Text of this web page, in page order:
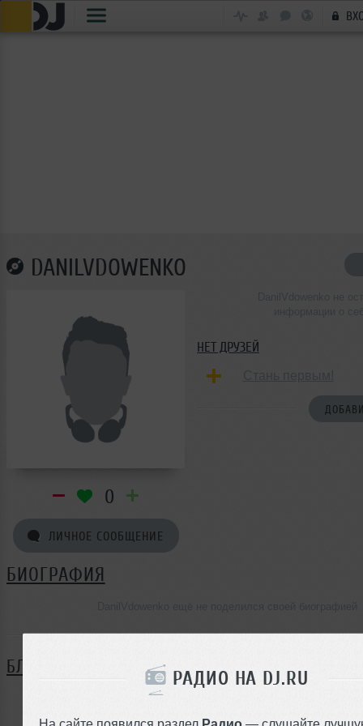
РАДИО НА DJ.RU
На сайте появился раздел Радио — слушайте
DANILVDOWENKO
0
ЛИЧНОЕ СООБЩЕНИЕ
НЕТ ДРУЗЕЙ
БИОГРАФИЯ
БЛОГ